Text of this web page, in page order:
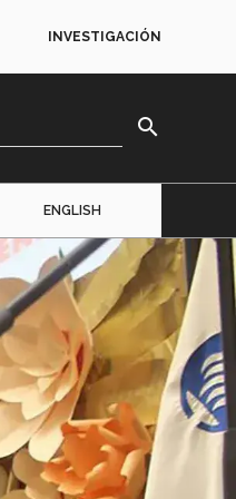
INVESTIGACIÓN
search
ENGLISH